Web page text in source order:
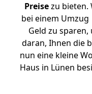
Preisezu bieten.
bei einem
Geld zu
daran, Ihnen die
nun eine kleine
Haus in Lünen